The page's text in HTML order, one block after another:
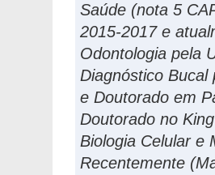
Saúde (nota 5
2015-2017 e
Odontologia pela
Diagnóstico
e Doutorado em
Doutorado no
Biologia Celular e
Recentemente